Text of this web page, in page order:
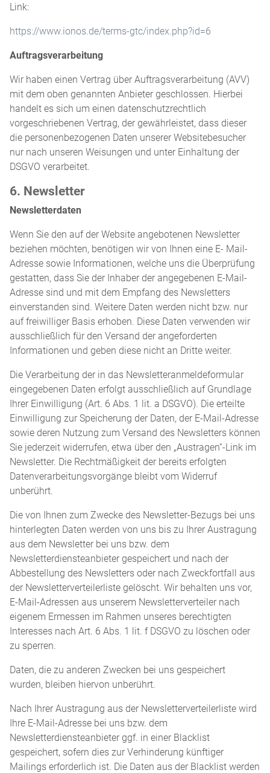
Link:
https://www.ionos.de/terms-gtc/index.php?id=6
Auftragsverarbeitung
Wir haben einen Vertrag über Auftragsverarbeitung (AVV)
mit dem oben genannten Anbieter geschlossen. Hierbei
handelt es sich um einen datenschutzrechtlich
vorgeschriebenen Vertrag, der gewährleistet, dass dieser
die personenbezogenen Daten unserer Websitebesucher
nur nach unseren Weisungen und unter Einhaltung der
DSGVO verarbeitet.
6. Newsletter
Newsletterdaten
Wenn Sie den auf der Website angebotenen Newsletter
beziehen möchten, benötigen wir von Ihnen eine E- Mail-
Adresse sowie Informationen, welche uns die Überprüfung
gestatten, dass Sie der Inhaber der angegebenen E-Mail-
Adresse sind und mit dem Empfang des Newsletters
einverstanden sind. Weitere Daten werden nicht bzw. nur
auf freiwilliger Basis erhoben. Diese Daten verwenden wir
ausschließlich für den Versand der angeforderten
Informationen und geben diese nicht an Dritte weiter.
Die Verarbeitung der in das Newsletteranmeldeformular
eingegebenen Daten erfolgt ausschließlich auf Grundlage
Ihrer Einwilligung (Art. 6 Abs. 1 lit. a DSGVO). Die erteilte
Einwilligung zur Speicherung der Daten, der E-Mail-Adresse
sowie deren Nutzung zum Versand des Newsletters können
Sie jederzeit widerrufen, etwa über den „Austragen“-Link im
Newsletter. Die Rechtmäßigkeit der bereits erfolgten
Datenverarbeitungsvorgänge bleibt vom Widerruf
unberührt.
Die von Ihnen zum Zwecke des Newsletter-Bezugs bei uns
hinterlegten Daten werden von uns bis zu Ihrer Austragung
aus dem Newsletter bei uns bzw. dem
Newsletterdiensteanbieter gespeichert und nach der
Abbestellung des Newsletters oder nach Zweckfortfall aus
der Newsletterverteilerliste gelöscht. Wir behalten uns vor,
E-Mail-Adressen aus unserem Newsletterverteiler nach
eigenem Ermessen im Rahmen unseres berechtigten
Interesses nach Art. 6 Abs. 1 lit. f DSGVO zu löschen oder
zu sperren.
Daten, die zu anderen Zwecken bei uns gespeichert
wurden, bleiben hiervon unberührt.
Nach Ihrer Austragung aus der Newsletterverteilerliste wird
Ihre E-Mail-Adresse bei uns bzw. dem
Newsletterdiensteanbieter ggf. in einer Blacklist
gespeichert, sofern dies zur Verhinderung künftiger
Mailings erforderlich ist. Die Daten aus der Blacklist werden